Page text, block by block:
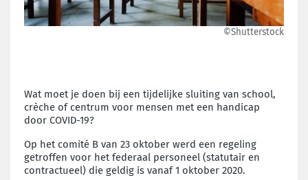
©Shutterstock
Wat moet je doen bij een tijdelijke sluiting van school,
crèche of centrum voor mensen met een handicap
door COVID-19?
Op het comité B van 23 oktober werd een regeling
getroffen voor het federaal personeel (statutair en
contractueel) die geldig is vanaf 1 oktober 2020.